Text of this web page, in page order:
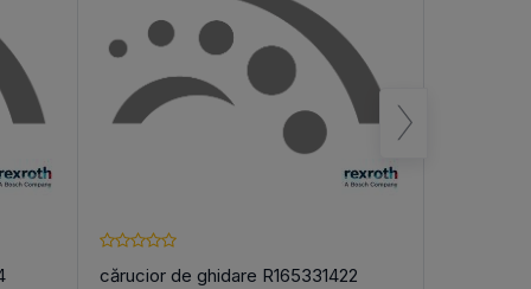
cărucior de ghidare R165331422